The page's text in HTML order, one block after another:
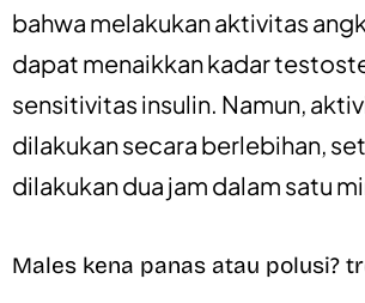
bahwa melakukan aktivitas
dapat menaikkan kadar
sensitivitas insulin. Namun,
dilakukan secara berlebihan,
dilakukan dua jam dalam satu
Males kena panas atau polusi?